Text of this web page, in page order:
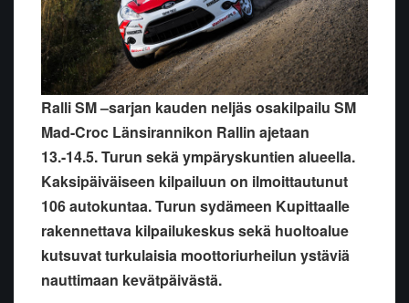
Ralli SM –sarjan kauden neljäs osakilpailu SM
Mad-Croc Länsirannikon Rallin ajetaan
13.-14.5. Turun sekä ympäryskuntien alueella.
Kaksipäiväiseen kilpailuun on ilmoittautunut
106 autokuntaa. Turun sydämeen Kupittaalle
rakennettava kilpailukeskus sekä huoltoalue
kutsuvat turkulaisia moottoriurheilun ystäviä
nauttimaan kevätpäivästä.